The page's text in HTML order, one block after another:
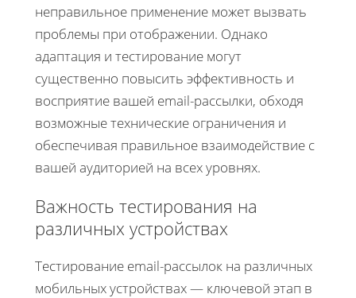
неправильное применение может вызвать
проблемы при отображении. Однако
адаптация и тестирование могут
существенно повысить эффективность и
восприятие вашей email-рассылки, обходя
возможные технические ограничения и
обеспечивая правильное взаимодействие с
вашей аудиторией на всех уровнях.
Важность тестирования на
различных устройствах
Тестирование email-рассылок на различных
мобильных устройствах — ключевой этап в